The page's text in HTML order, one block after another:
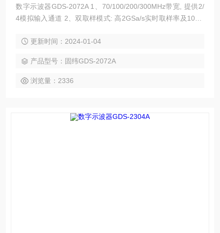
数字示波器GDS-2072A 1、70/100/200/300MHz带宽, 提供2/
4模拟输入通道 2、双取样模式: 高2GSa/s实时取样率及100G
00高分辨率大尺寸画面, 符合视觉习惯且信息不占用波形显示
0次以上（80,000wfs/s）
更新时间：2024-01-04
产品型号：固纬GDS-2072A
浏览量：2336